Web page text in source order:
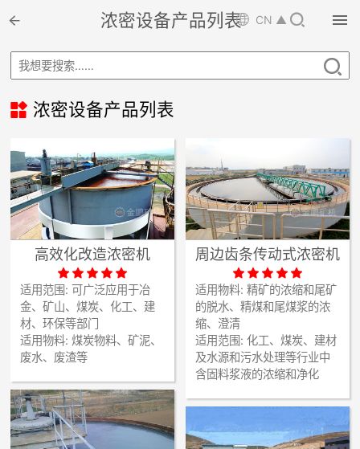
 浓密设备产品列表CN ▲ 

 浓密设备产品列表
高效化改造浓密机
    
适用范围:可广泛应用于冶
金、矿山、煤炭、化工、建
材、环保等部门
适用物料:煤炭物料、矿泥、
废水、废渣等
周边齿条传动式浓密机
    
适用物料: 精矿的浓缩和尾矿
的脱水、精煤和尾煤浆的浓
缩、澄清
适用范围: 化工、煤炭、建材
及水源和污水处理等行业中
含固料浆液的浓缩和净化
 首页
 选矿设备
 解决方案
 选矿总包
 案例中心
 服务体系
 新闻中心
 矿山设计院
 选矿实验室